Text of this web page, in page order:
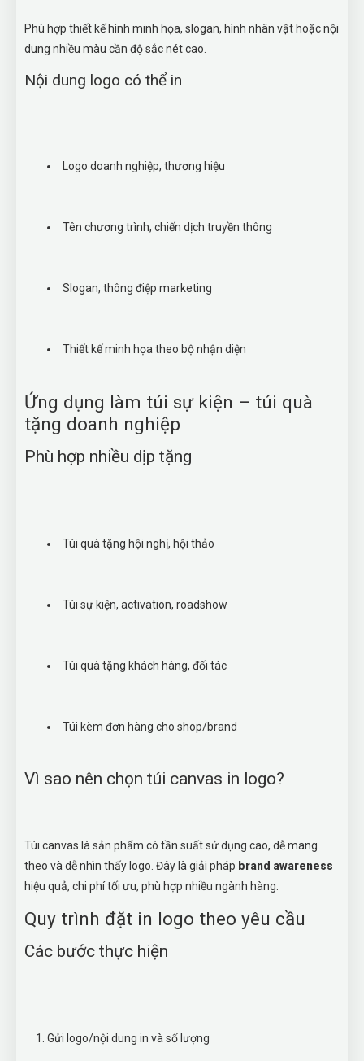
Phù hợp thiết kế hình minh họa, slogan, hình nhân vật hoặc nội
dung nhiều màu cần độ sắc nét cao.
Nội dung logo có thể in
Logo doanh nghiệp, thương hiệu
Tên chương trình, chiến dịch truyền thông
Slogan, thông điệp marketing
Thiết kế minh họa theo bộ nhận diện
Ứng dụng làm túi sự kiện – túi quà
tặng doanh nghiệp
Phù hợp nhiều dịp tặng
Túi quà tặng hội nghị, hội thảo
Túi sự kiện, activation, roadshow
Túi quà tặng khách hàng, đối tác
Túi kèm đơn hàng cho shop/brand
Vì sao nên chọn túi canvas in logo?
Túi canvas là sản phẩm có tần suất sử dụng cao, dễ mang
theo và dễ nhìn thấy logo. Đây là giải pháp brand awareness
hiệu quả, chi phí tối ưu, phù hợp nhiều ngành hàng.
Quy trình đặt in logo theo yêu cầu
Các bước thực hiện
Gửi logo/nội dung in và số lượng